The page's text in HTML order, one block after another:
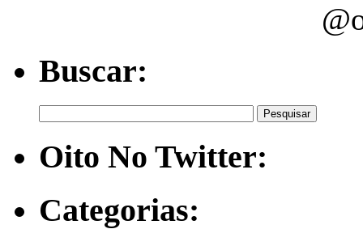
Buscar:
Oito No Twitter:
Categorias: